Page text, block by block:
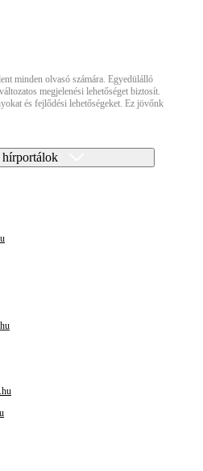
minden olvasó számára. Egyedülálló
megjelenési lehetőséget biztosít.
és fejlődési lehetőségeket. Ez jövőnk